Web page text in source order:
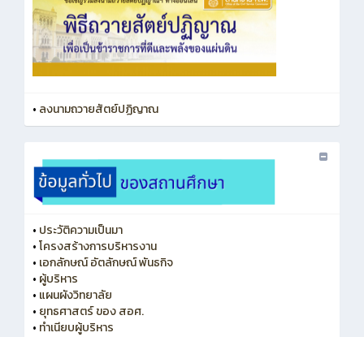
• ลงนามถวายสัตย์ปฏิญาณ
• ประวัติความเป็นมา
•โครงสร้างการบริหารงาน
• เอกลักษณ์ อัตลักษณ์ พันธกิจ
• ผู้บริหาร
• แผนผังวิทยาลัย
• ยุทธศาสตร์ ของ สอศ.
• ทำเนียบผู้บริหาร